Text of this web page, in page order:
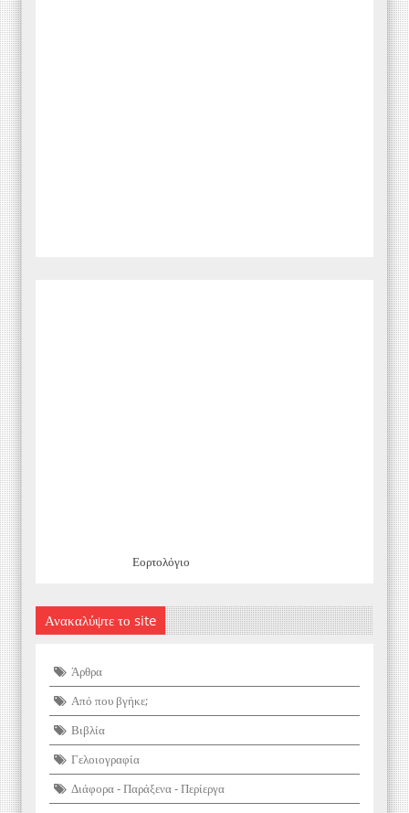
Εορτολόγιο
Ανακαλύψτε το site
Άρθρα
Από που βγήκε;
Βιβλία
Γελοιογραφία
Διάφορα - Παράξενα - Περίεργα